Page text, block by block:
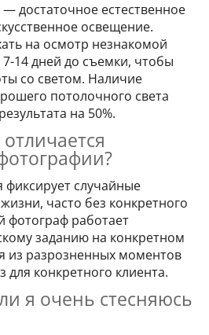
достаточное естественное
освещение.
на осмотр незнакомой
14 дней до съемки, чтобы
со светом. Наличие
потолочного света
на 50%.
случайные
часто без конкретного
фотограф работает
заданию на конкретном
из разрозненных моментов
для конкретного клиента.
я очень стесняюсь